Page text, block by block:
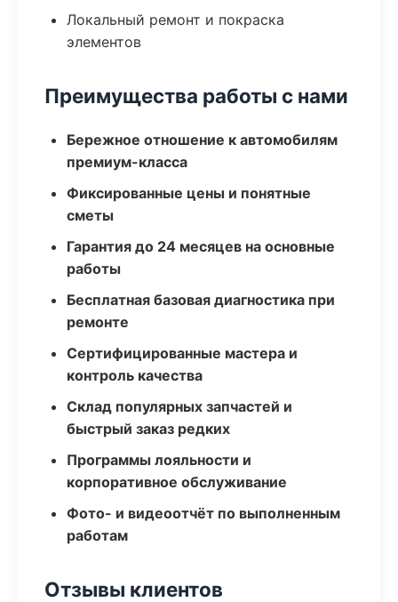
Локальный ремонт и покраска
элементов
Преимущества работы с нами
Бережное отношение к автомобилям
премиум-класса
Фиксированные цены и понятные
сметы
Гарантия до 24 месяцев на основные
работы
Бесплатная базовая диагностика при
ремонте
Сертифицированные мастера и
контроль качества
Склад популярных запчастей и
быстрый заказ редких
Программы лояльности и
корпоративное обслуживание
Фото- и видеоотчёт по выполненным
работам
Отзывы клиентов